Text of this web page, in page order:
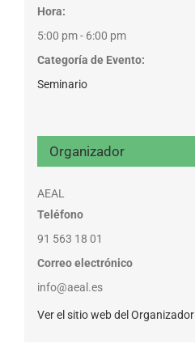
Hora:
5:00 pm - 6:00 pm
Categoría de Evento:
Seminario
Organizador
AEAL
Teléfono
91 563 18 01
Correo electrónico
info@aeal.es
Ver el sitio web del Organizador